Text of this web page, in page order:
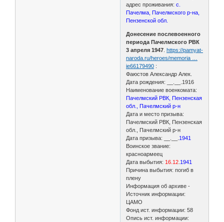
адрес проживания:с.
Пачелма, Пачелмского р-на,
Пензенской обл.
Донесение послевоенного
периода Пачелмского РВК
3 апреля 1947 .https://pamyat-
naroda.ru/heroes/memoria …
ie66179490 :
Фаюстов Александр Алек.
Дата рождения: __.__.1916
Наименование военкомата:
Пачелмский РВК, Пензенская
обл., Пачелмский р-н
Дата и место призыва:
Пачелмский РВК, Пензенская
обл., Пачелмский р-н
Дата призыва: __.__. 1941
Воинское звание:
красноармеец
Дата выбытия: 16.12 1941
Причина выбытия: погиб в
плену
Информация об архиве -
Источник информации:
ЦАМО
Фонд ист. информации: 58
Опись ист. информации: